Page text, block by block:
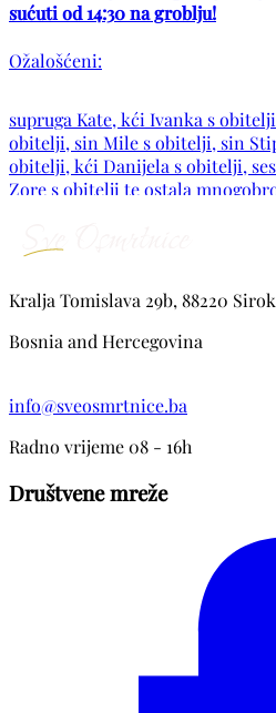
sućuti od 14:30 na groblju!
Ožalošćeni:
supruga Kate, kći Ivanka s
obitelji, sin Mile s obitelji, sin
obitelji, kći Danijela s obitelji,
Zore s obitelji te ostala
Kralja Tomislava 29b, 88220
Bosnia and Hercegovina
info@sveosmrtnice.ba
Radno vrijeme 08 - 16h
Društvene mreže